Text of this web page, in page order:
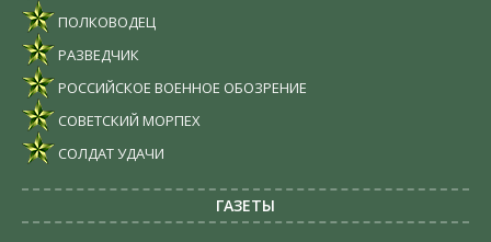
ПОЛКОВОДЕЦ
РАЗВЕДЧИК
РОССИЙСКОЕ ВОЕННОЕ ОБОЗРЕНИЕ
СОВЕТСКИЙ МОРПЕХ
СОЛДАТ УДАЧИ
ГАЗЕТЫ